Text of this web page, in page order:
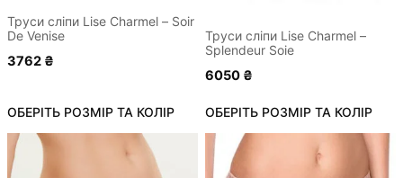
Труси сліпи Lise Charmel – Soir
De Venise
3762 ₴
ОБЕРІТЬ РОЗМІР ТА КОЛІР
сторінці
товару
Труси сліпи Lise Charmel –
Splendeur Soie
6050 ₴
ОБЕРІТЬ РОЗМІР ТА КОЛІР
товару
Цей
товар
Цей
товар